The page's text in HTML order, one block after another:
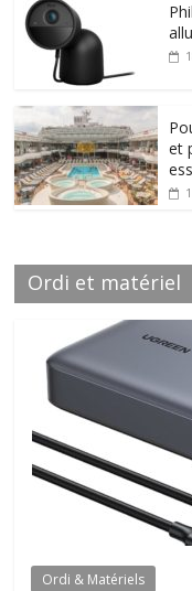
et
Ordi et matériel
Ordi & Matériels